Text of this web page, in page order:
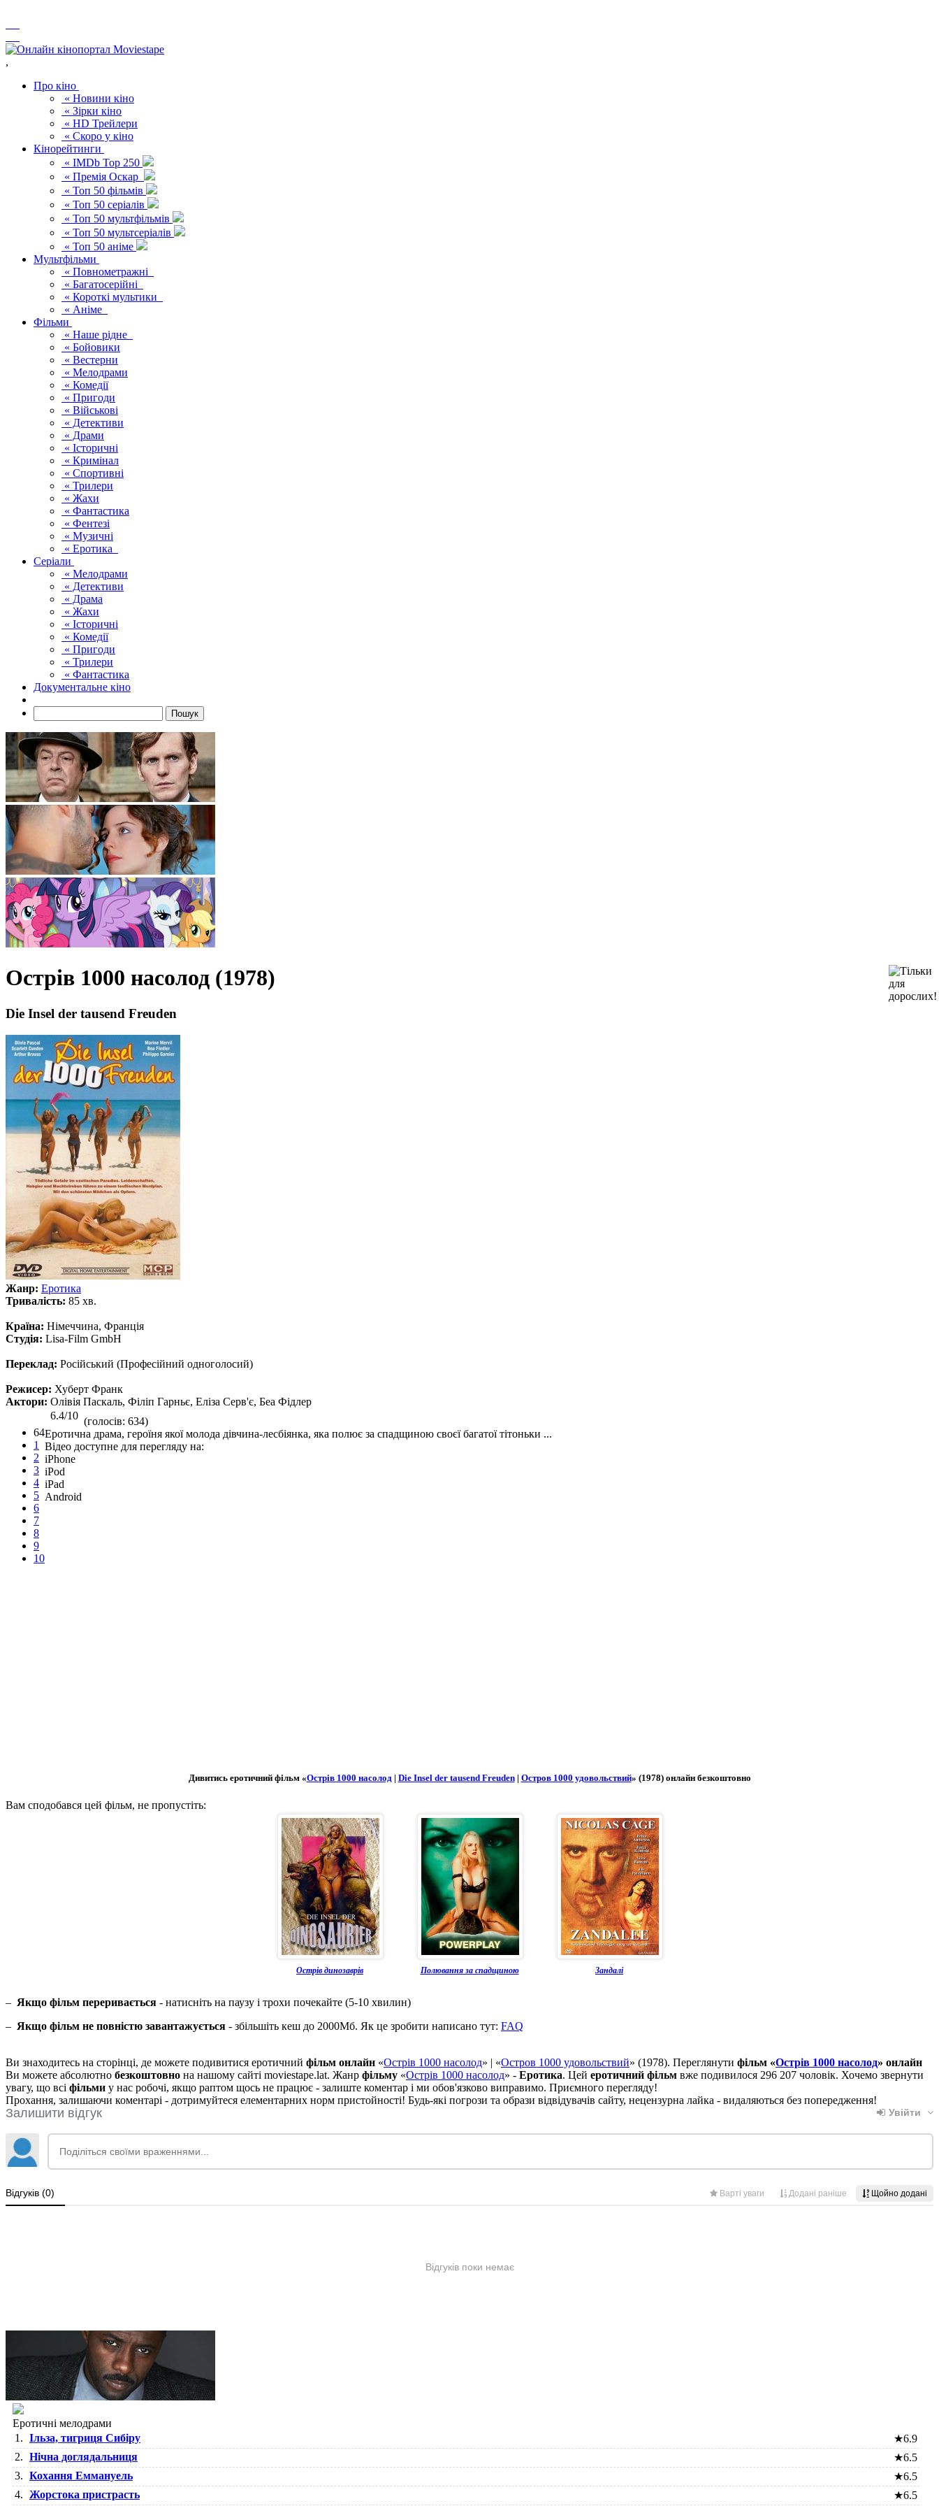
,
Про кіно
« Новини кіно
« Зірки кіно
« HD Трейлери
« Скоро у кіно
Кінорейтинги
« IMDb Top 250
« Премія Оскар
« Топ 50 фільмів
« Топ 50 серіалів
« Топ 50 мультфільмів
« Топ 50 мультсеріалів
« Топ 50 аніме
Мультфільми
« Повнометражні
« Багатосерійні
« Короткі мультики
« Аніме
Фільми
« Наше рідне
« Бойовики
« Вестерни
« Мелодрами
« Комедії
« Пригоди
« Військові
« Детективи
« Драми
« Історичні
« Кримінал
« Спортивні
« Трилери
« Жахи
« Фантастика
« Фентезі
« Музичні
« Еротика
Серіали
« Мелодрами
« Детективи
« Драма
« Жахи
« Історичні
« Комедії
« Пригоди
« Трилери
« Фантастика
Документальне кіно
Пошук
Острів 1000 насолод (1978)
Die Insel der tausend Freuden
Жанр: Еротика
Тривалість: 85 хв.
Країна: Німеччина, Франція
Студія: Lisa-Film GmbH
Переклад: Російський (Професійний одноголосий)
Режисер: Хуберт Франк
Актори: Олівія Паскаль, Філіп Гарньє, Еліза Серв'є, Беа Фідлер
64
1
2
3
4
5
6
7
8
9
10
6.4/10 (голосів: 634)
Еротична драма, героїня якої молода дівчина-лесбіянка, яка полює за спадщиною своєї багатої тітоньки ...
Відео доступне для перегляду на:
iPhone
iPod
iPad
Android
Дивитись еротичний фільм «Острів 1000 насолод| Die Insel der tausend Freuden| Остров 1000 удовольствий» (1978) онлайн безкоштовно
Вам сподобався цей фільм, не пропустіть:
Острів динозаврів Полювання за спадщиною Зандалі
– Якщо фільм переривається - натисніть на паузу і трохи почекайте (5-10 хвилин)
– Якщо фільм не повністю завантажується - збільшіть кеш до 2000Мб. Як це зробити написано тут: FAQ
Ви знаходитесь на сторінці, де можете подивитися еротичний фільм онлайн «Острів 1000 насолод» | «Остров 1000 удовольствий» (1978). Переглянути фільм «Острів 1000 насолод» онлайн
Ви можете абсолютно безкоштовно на нашому сайті moviestape.lat. Жанр фільму «Острів 1000 насолод» - Еротика. Цей еротичний фільм вже подивилося 296 207 чоловік. Хочемо звернути
увагу, що всі фільми у нас робочі, якщо раптом щось не працює - залиште коментар і ми обов'язково виправимо. Приємного перегляду!
Прохання, залишаючи коментарі - дотримуйтеся елементарних норм пристойності! Будь-які погрози та образи відвідувачів сайту, нецензурна лайка - видаляються без попередження!
Еротичні мелодрами
1. Ільза, тигриця Сибіру ★6.9
2. Нічна доглядальниця ★6.5
3. Кохання Еммануель ★6.5
4. Жорстока пристрасть ★6.5